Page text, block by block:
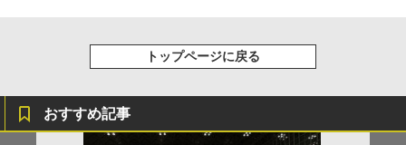
トップページに戻る
おすすめ記事